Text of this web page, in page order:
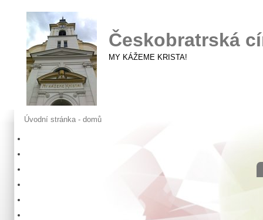
Českobratrská
MY KÁŽEME KRISTA!
Úvodní stránka - domů